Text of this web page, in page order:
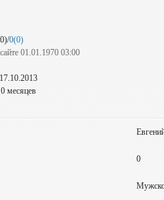
0(0)
01.01.1970 03:00
17.10.2013
месяцев
0